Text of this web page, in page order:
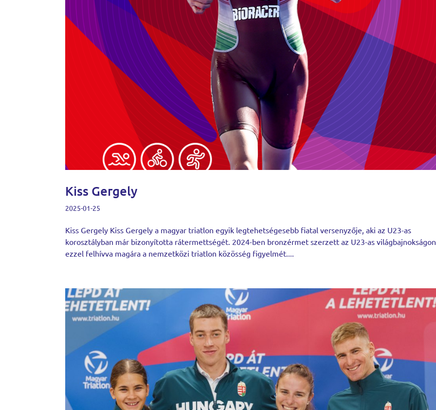
Kiss Gergely
2025-01-25
Kiss Gergely Kiss Gergely a magyar triatlon egyik legtehetségesebb fiatal versenyzője, aki az U23-as
korosztályban már bizonyította rátermettségét. 2024-ben bronzérmet szerzett az U23-as
ezzel felhívva magára a nemzetközi triatlon közösség figyelmét....